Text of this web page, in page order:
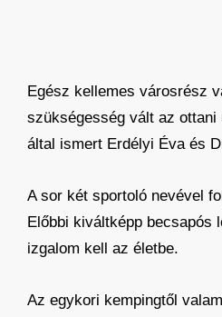
Egész kellemes városrész
szükségesség vált az
által ismert Erdélyi Éva és
A sor két sportoló nevével
Előbbi kiváltképp becsapós
izgalom kell az életbe.
Az egykori kempingtől